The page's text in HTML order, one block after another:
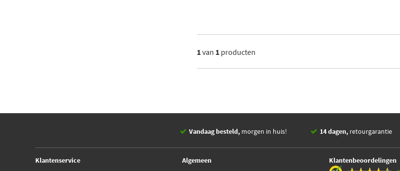
1van 1 producten
Vandaag besteld, morgen in huis! 14 dagen, retourgarantie
Klantenservice
Algemeen
Klantenbeoordelingen